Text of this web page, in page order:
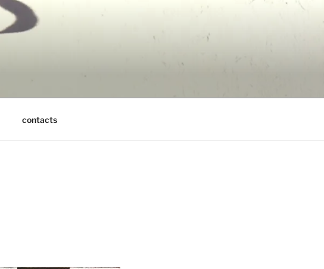
contacts